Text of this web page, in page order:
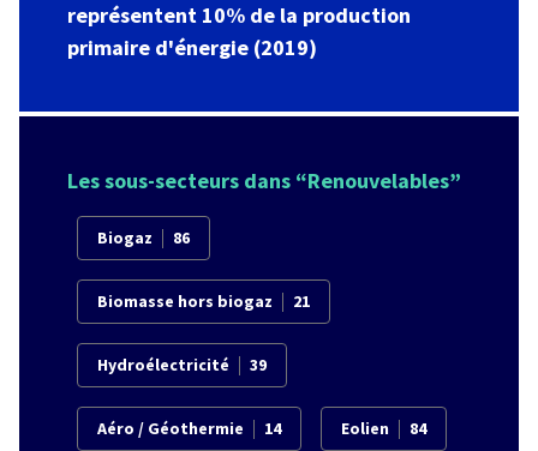
représentent 10% de la production
primaire d'énergie (2019)
Les sous-secteurs dans “Renouvelables”
Biogaz 86
Biomasse hors biogaz 21
Hydroélectricité 39
Aéro / Géothermie 14 Eolien 84